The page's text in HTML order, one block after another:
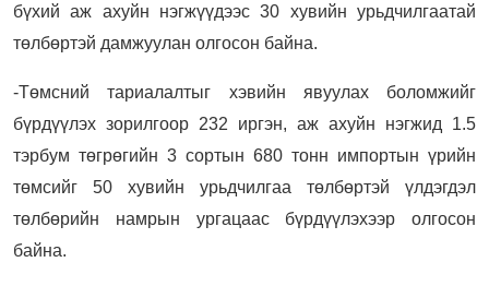
бүхий аж ахуйн нэгжүүдээс 30 хувийн урьдчилгаатай
төлбөртэй дамжуулан олгосон байна.
-Төмсний тариалалтыг хэвийн явуулах боломжийг
бүрдүүлэх зорилгоор 232 иргэн, аж ахуйн нэгжид 1.5
тэрбум төгрөгийн 3 сортын 680 тонн импортын үрийн
төмсийг 50 хувийн урьдчилгаа төлбөртэй үлдэгдэл
төлбөрийн намрын ургацаас бүрдүүлэхээр олгосон
байна.